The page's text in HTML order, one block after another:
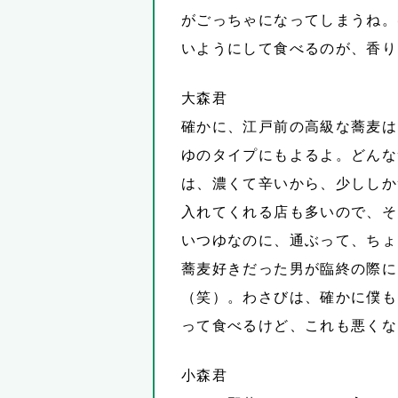
がごっちゃになってしまうね
いようにして食べるのが、香
大森君
確かに、江戸前の高級な蕎麦
ゆのタイプにもよるよ。どん
は、濃くて辛いから、少しし
入れてくれる店も多いので、
いつゆなのに、通ぶって、ち
蕎麦好きだった男が臨終の際
（笑）。わさびは、確かに僕
って食べるけど、これも悪く
小森君